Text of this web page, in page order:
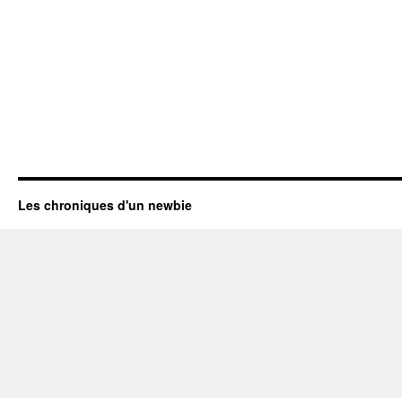
Les chroniques d'un newbie